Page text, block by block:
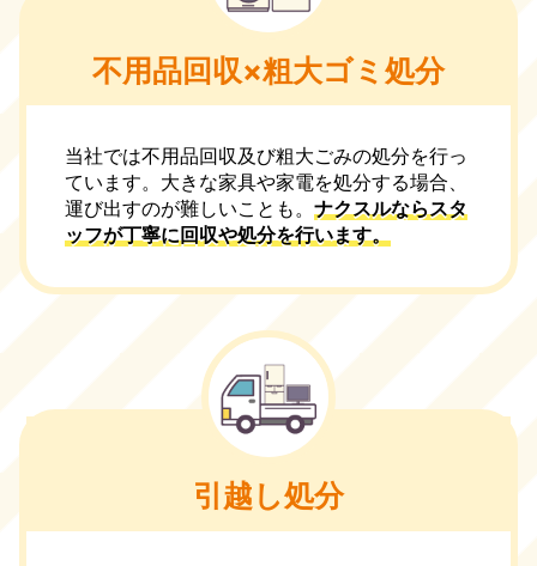
不用品回収×粗大ゴミ処分
当社では不用品回収及び粗大ごみの処分を行っ
ています。大きな家具や家電を処分する場合、
運び出すのが難しいことも。 ナクスルならスタ
ッフが丁寧に回収や処分を行います。
引越し処分